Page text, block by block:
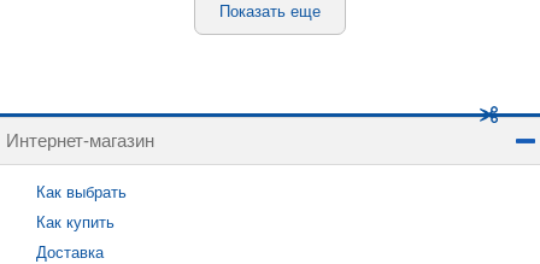
Показать еще
Интернет-магазин
Как выбрать
Как купить
Доставка